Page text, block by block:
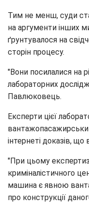
Тим не менш, суди
на аргументи інших
ґрунтувалося на
сторін процесу.
"Вони посилалися на
лабораторних
Павлюковець.
Експерти цієї
інтернеті доказів, що
"При цьому
криміналістичного
машина є явною
про конструкції